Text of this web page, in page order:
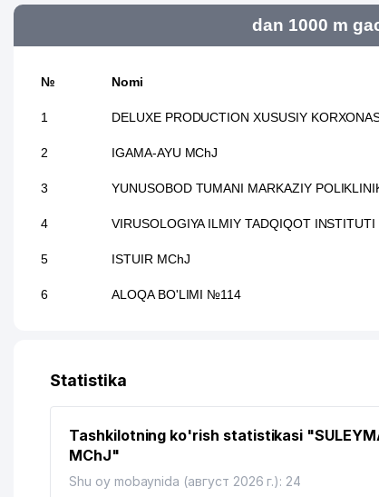
dan 1000 m
№ Nomi
1 DELUXE PRODUCTION XUSUSIY
2 IGAMA-AYU MChJ
3 YUNUSOBOD TUMANI MARKAZIY
4 VIRUSOLOGIYA ILMIY TADQIQOT INSTITUTI
5 ISTUIR MChJ
6 ALOQA BO'LIMI №114
Statistika
Tashkilotning ko'rish statistikasi
MChJ"
Shu oy mobaynida (август 2026 г.): 24